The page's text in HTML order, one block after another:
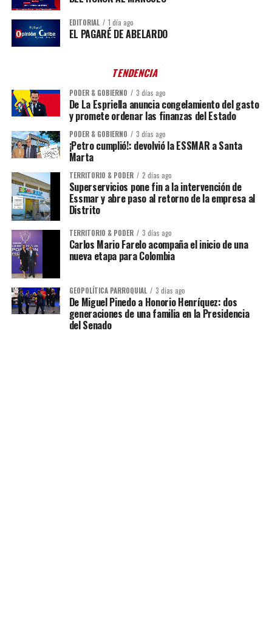
EDITORIAL 1 día ago
EL PAGARÉ DE ABELARDO
TENDENCIA
PODER & GOBIERNO 3 días ago
De La Espriella anuncia congelamiento del gasto
y promete ordenar las finanzas del Estado
PODER & GOBIERNO 3 días ago
¡Petro cumplió!: devolvió la ESSMAR a Santa
Marta
TERRITORIO & PODER 2 días ago
Superservicios pone fin a la intervención de
Essmar y abre paso al retorno de la empresa al
Distrito
TERRITORIO & PODER 3 días ago
Carlos Mario Farelo acompaña el inicio de una
nueva etapa para Colombia
GEOPOLÍTICA PARROQUIAL 3 días ago
De Miguel Pinedo a Honorio Henríquez: dos
generaciones de una familia en la Presidencia
del Senado